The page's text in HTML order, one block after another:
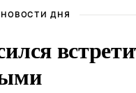
НОВОСТИ ДНЯ